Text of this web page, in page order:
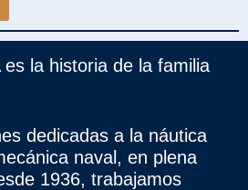
es la historia de la familia
dedicadas a la náutica
naval, en plena
1936, trabajamos